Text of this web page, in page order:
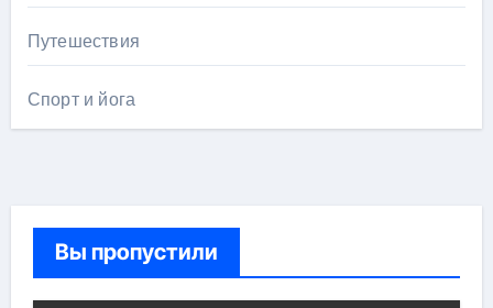
Путешествия
Спорт и йога
Вы пропустили